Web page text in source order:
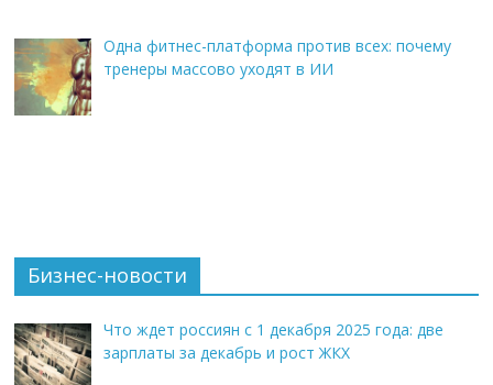
Одна фитнес-платформа против всех: почему
тренеры массово уходят в ИИ
Бизнес-новости
Что ждет россиян с 1 декабря 2025 года: две
зарплаты за декабрь и рост ЖКХ